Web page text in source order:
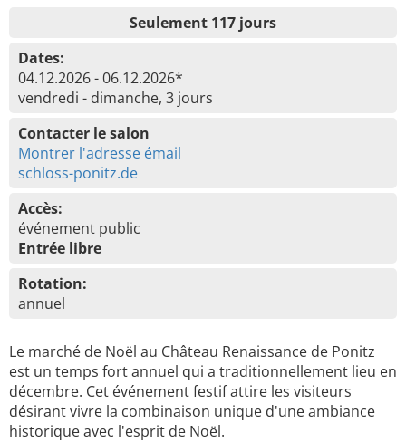
Seulement 117 jours
Dates:
04.12.2026 - 06.12.2026*
vendredi - dimanche, 3 jours
Contacter le salon
Montrer l'adresse émail
schloss-ponitz.de
Accès:
événement public
Entrée libre
Rotation:
annuel
Le marché de Noël au Château Renaissance de Ponitz
est un temps fort annuel qui a traditionnellement lieu en
décembre. Cet événement festif attire les visiteurs
désirant vivre la combinaison unique d'une ambiance
historique avec l'esprit de Noël.